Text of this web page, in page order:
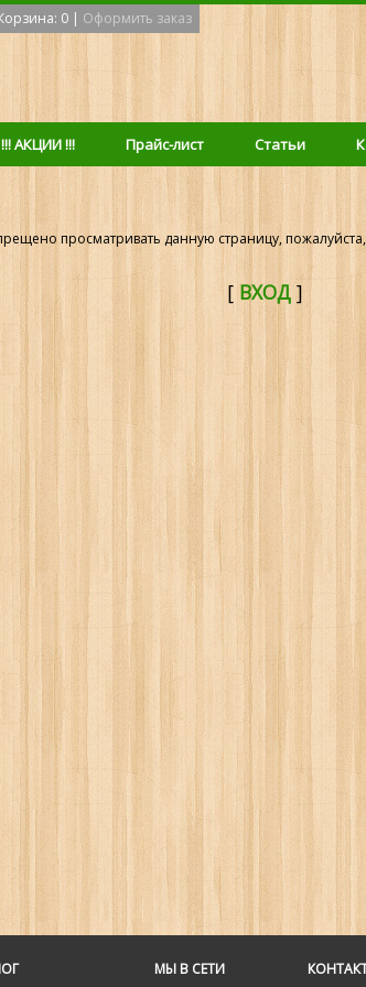
0 | Оформить заказ
!!! АКЦИИ !!! Прайс-лист Статьи
просматривать данную страницу,
[ ВХОД]
МЫ В СЕТИ